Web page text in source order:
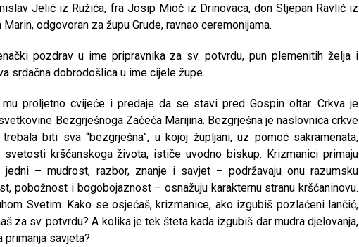
Jelić iz Ružića, fra Josip Mioč iz Drinovaca, don Stjepan Ravlić iz
odgovoran za župu Grude, ravnao ceremonijama.
pozdrav u ime pripravnika za sv. potvrdu, pun plemenitih želja i
srdačna dobrodošlica u ime cijele župe.
mu proljetno cvijeće i predaje da se stavi pred Gospin oltar. Crkva je
Bezgrješnoga Začeća Marijina. Bezgrješna je naslovnica crkve
biti sva “bezgrješna”, u kojoj župljani, uz pomoć sakramenata,
kršćanskoga života, ističe uvodno biskup. Krizmanici primaju
jedni – mudrost, razbor, znanje i savjet – podržavaju onu razumsku
pobožnost i bogobojaznost – osnažuju karakternu stranu kršćaninovu.
Svetim. Kako se osjećaš, krizmanice, ako izgubiš pozlaćeni lančić,
za sv. potvrdu? A kolika je tek šteta kada izgubiš dar mudra djelovanja,
primanja savjeta?